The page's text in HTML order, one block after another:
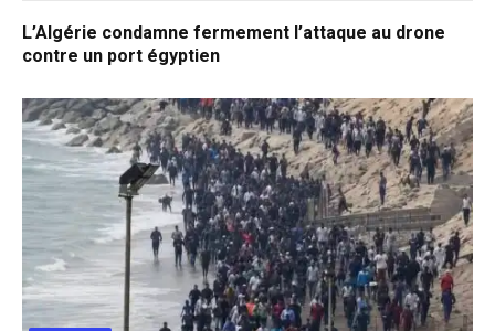
L’Algérie condamne fermement l’attaque au drone
contre un port égyptien